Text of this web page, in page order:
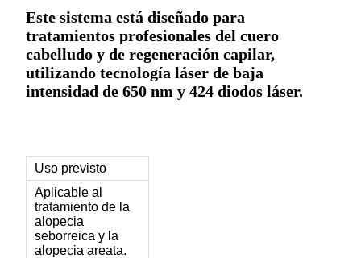
Este sistema está diseñado para
tratamientos profesionales del cuero
cabelludo y de regeneración capilar,
utilizando tecnología láser de baja
intensidad de 650 nm y 424 diodos láser.
Uso previsto
Aplicable al
tratamiento de la
alopecia
seborreica y la
alopecia areata.